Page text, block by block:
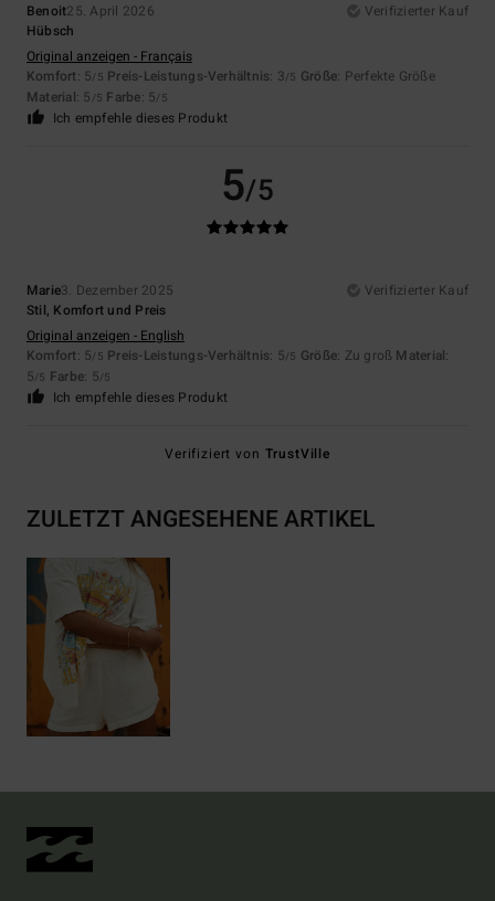
Benoit25. April 2026
Verifizierter Kauf
Hübsch
Original anzeigen - Français
Komfort: 5/5 Preis-Leistungs-Verhältnis: 3/5 Größe: Perfekte Größe
Material: 5 /5 Farbe: 5/5
Ich empfehle dieses Produkt
5/5
Marie3. Dezember 2025
Verifizierter Kauf
Stil, Komfort und Preis
Original anzeigen - English
Komfort: 5/5 Preis-Leistungs-Verhältnis: 5/5 Größe: Zu groß Material:
5/5 Farbe: 5/5
Ich empfehle dieses Produkt
Verifiziert von TrustVille
ZULETZT ANGESEHENE ARTIKEL